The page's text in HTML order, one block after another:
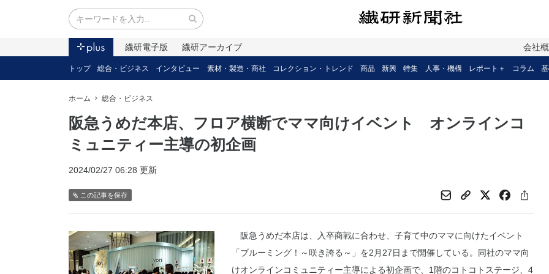
繊研電子版 繊研アーカイブ 会社
トップ 総合・ビジネス インタビュー 素材・製造・商社 コレクション・トレンド 商品 新興 特集 人事・機構 レポート＋ コラム
ホーム 総合・ビジネス
阪急うめだ本店、フロア横断でママ向けイベント オンラインコ
ミュニティー主導の初企画
2024/02/27 06:28 更新
この記事を保存
阪急うめだ本店は、入卒商戦に合わせ、子育て中のママに向けたイベント
「ブルーミング！～咲き誇る～」を2月27日まで開催している。同社のママ向
けオンラインコミュニティー主導による初企画で、1階のコトコトステージ、4